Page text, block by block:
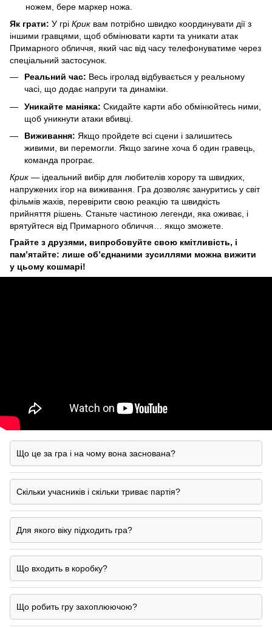
ножем, бере маркер ножа.
Як грати: У грі Крик вам потрібно швидко координувати дії з
іншими гравцями, щоб обмінювати карти та уникати атак
Примарного обличчя, який час від часу телефонуватиме через
спеціальний застосунок.
Реальний час: Весь ігролад відбувається у реальному
часі, що додає напруги та динаміки.
Уникайте маніяка: Скидайте карти або обмінюйтесь ними,
щоб уникнути атаки вбивці.
Виживання: Якщо пройдете всі сцени і залишитесь
живими, ви перемогли. Якщо загине хоча б один гравець,
команда програє.
Крик — ідеальний вибір для любителів хорору та швидких,
напружених ігор на виживання. Гра дозволяє зануритись у світ
фільмів жахів, перевірити свою реакцію та швидкість
прийняття рішень. Станьте частиною легенди, яка оживає, і
врятуйтеся від Примарного обличчя… якщо зможете.
Грайте з друзями, випробовуйте свою кмітливість, і
пам’ятайте: лише об’єднаними зусиллями можна вижити
у цьому кошмарі!
Що це за гра і на чому вона заснована?
Скільки учасників і скільки триває партія?
Для якого віку підходить гра?
Що входить в коробку?
Що робить гру захоплюючою?